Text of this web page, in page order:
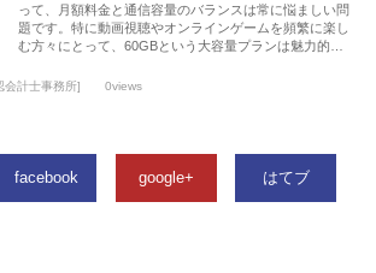
って、月額料金と通信容量のバランスは常に悩ましい問
題です。特に動画視聴やオンラインゲームを頻繁に楽し
む方々にとって、60GBという大容量プランは魅力的…
会計士事務所] 0views
facebook google+ はてブ